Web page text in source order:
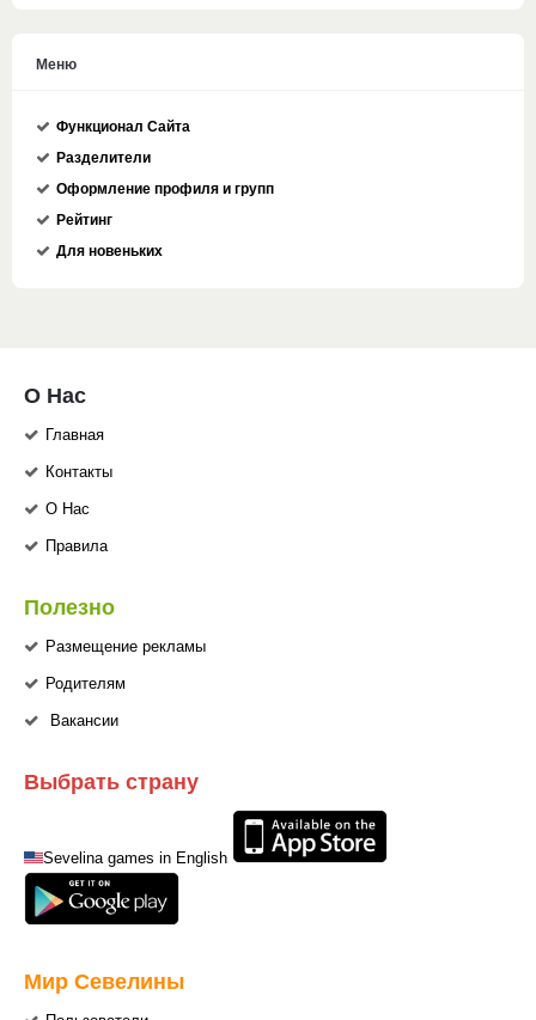
Меню
Функционал Сайта
Разделители
Оформление профиля и групп
Рейтинг
Для новеньких
О Нас
Главная
Контакты
О Нас
Правила
Полезно
Размещение рекламы
Родителям
Вакансии
Выбрать страну
Sevelina games in English
Мир Севелины